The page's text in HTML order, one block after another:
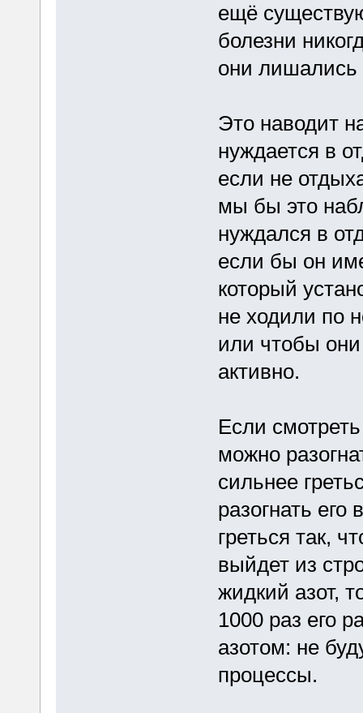
ещё
болезни
они лишались
Это наводит
нуждается в
если не
мы бы это
нуждался в
если бы он
который
не ходили по
или чтобы они
активно.
Если
можно
сильнее
разогнать его
греться так,
выйдет из
жидкий азот,
1000 раз его
азотом: не
процессы.